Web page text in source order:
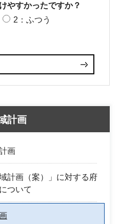
やすかったですか？
2：ふつう
計画
画
計画（案）」に対する府
ついて